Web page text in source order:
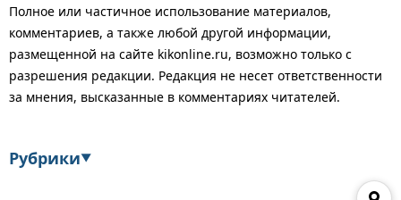
Полное или частичное использование материалов,
комментариев, а также любой другой информации,
размещенной на сайте kikonline.ru, возможно только с
разрешения редакции. Редакция не несет ответственности
за мнения, высказанные в комментариях читателей.
Рубрики▼